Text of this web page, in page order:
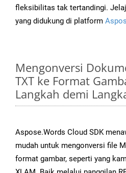
fleksibilitas tak tertandingi.
yang didukung di platform
Mengonversi
TXT ke Format
Langkah demi
Aspose.Words Cloud SDK
mudah untuk mengonversi file
format gambar, seperti yang